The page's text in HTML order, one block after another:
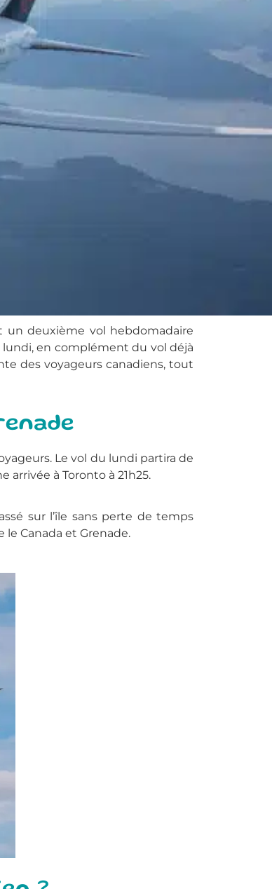
deuxième vol hebdomadaire
lundi, en complément du vol déjà
des voyageurs canadiens, tout
Le vol du lundi partira de
arrivée à Toronto à 21h25.
sur l’île sans perte de temps
Canada et Grenade.